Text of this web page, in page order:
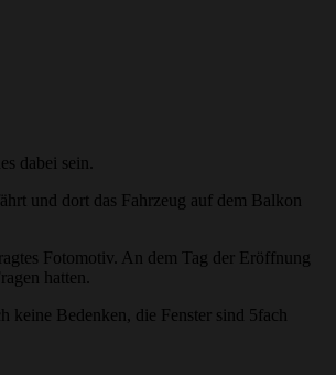
dabei sein.
und dort das Fahrzeug auf dem Balkon
Fotomotiv. An dem Tag der Eröffnung
hatten.
keine Bedenken, die Fenster sind 5fach